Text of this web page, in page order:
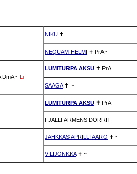
NIKU ✝
NEQUAM HELMI ✝ PrA ~
DmA ~ Li
LUMITURPA AKSU ✝ PrA
SAAGA✝ ~
LUMITURPA AKSU ✝ PrA
FJÄLLFARMENS DORRIT
JAHKKAS APRILLI AARO ✝ ~
VILIJONKKA✝ ~